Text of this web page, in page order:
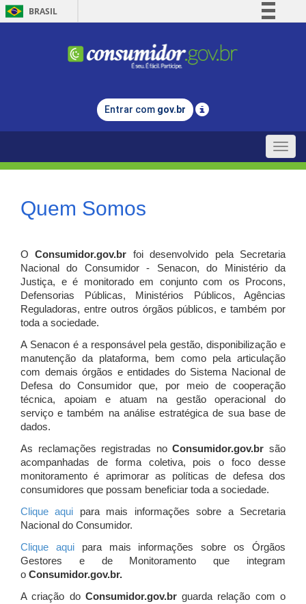
BRASIL
Comunica BR
Legislação
Entrar com gov.br
Toggle
Quem Somos
OConsumidor.gov.br
foi desenvolvido pela Secretaria
Nacional do Consumidor - Senacon, do Ministério da
Justiça, e é monitorado em conjunto com os Procons,
Defensorias Públicas, Ministérios Públicos, Agências
Reguladoras, entre outros órgãos públicos, e também por
toda a sociedade.
A Senacon é a responsável pela gestão, disponibilização e
manutenção da plataforma, bem como pela articulação
com demais órgãos e entidades do Sistema Nacional de
Defesa do Consumidor que, por meio de cooperação
técnica, apoiam e atuam na gestão operacional do
serviço e também na análise estratégica de sua base de
dados.
As reclamações registradas noConsumidor.gov.br são
acompanhadas de forma coletiva, pois o foco desse
monitoramento é aprimorar as políticas de defesa dos
consumidores que possam beneficiar toda a sociedade.
Clique aqui para mais informações sobre a Secretaria
Nacional do Consumidor.
Clique aquipara mais informações sobre os Órgãos
Gestores e de Monitoramento que integram
o Consumidor.gov.br.
A criação do Consumidor.gov.brguarda relação com o